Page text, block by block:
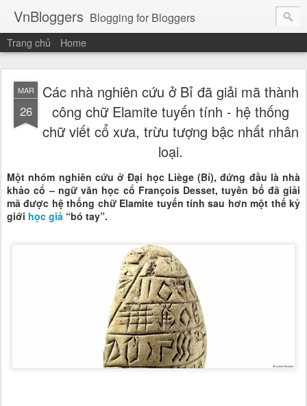
VnBloggers Blogging for Bloggers
Trang chủ Home
MAR
26
Các nhà nghiên cứu ở Bỉ đã giải mã thành
công chữ Elamite tuyến tính - hệ thống
chữ viết cổ xưa, trừu tượng bậc nhất nhân
loại.
Một nhóm nghiên cứu ở Đại học Liège (Bỉ), đứng đầu là nhà
khảo cổ – ngữ văn học cổ François Desset, tuyên bố đã giải
mã được hệ thống chữ Elamite tuyến tính sau hơn một thế kỷ
giới học giả “bó tay”.